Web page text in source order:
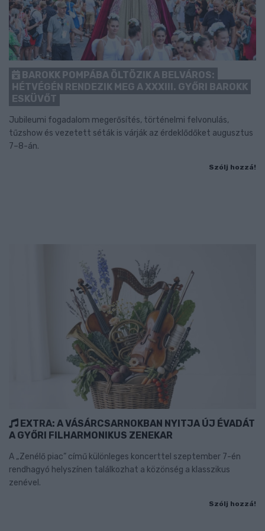
BAROKK POMPÁBA ÖLTÖZIK A BELVÁROS:
HÉTVÉGÉN RENDEZIK MEG A XXXIII. GYŐRI BAROKK
ESKÜVŐT
Jubileumi fogadalom megerősítés, történelmi felvonulás,
tűzshow és vezetett séták is várják az érdeklődőket augusztus
7–8-án.
Szólj hozzá!
EXTRA: A VÁSÁRCSARNOKBAN NYITJA ÚJ ÉVADÁT
A GYŐRI FILHARMONIKUS ZENEKAR
A „Zenélő piac” című különleges koncerttel szeptember 7-én
rendhagyó helyszínen találkozhat a közönség a klasszikus
zenével.
Szólj hozzá!